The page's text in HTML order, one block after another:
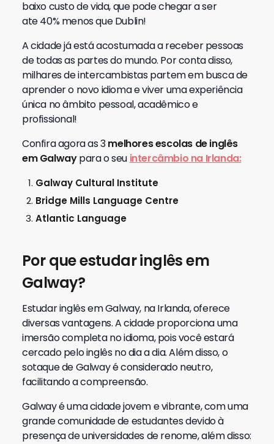
baixo custo de vida, que pode chegar a ser
ate 40% menos que Dublin!
A cidade já está acostumada a receber pessoas
de todas as partes do mundo. Por conta disso,
milhares de intercambistas partem em busca de
aprender o novo idioma e viver uma experiência
única no âmbito pessoal, acadêmico e
profissional!
Confira agora as 3melhores escolas de inglês
em Galwaypara o seu intercâmbio na Irlanda:
Galway Cultural Institute
Bridge Mills Language Centre
Atlantic Language
Por que estudar inglês em
Galway?
Estudar inglês em Galway, na Irlanda, oferece
diversas vantagens. A cidade proporciona uma
imersão completa no idioma, pois você estará
cercado pelo inglês no dia a dia. Além disso, o
sotaque de Galway é considerado neutro,
facilitando a compreensão.
Galway é uma cidade jovem e vibrante, com uma
grande comunidade de estudantes devido à
presença de universidades de renome, além disso: